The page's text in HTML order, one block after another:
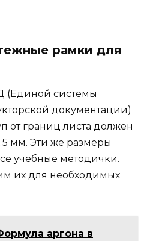
рамки для
(Единой системы
документации)
от границ листа должен
5 мм. Эти же размеры
учебные методички.
их для необходимых
аргона в